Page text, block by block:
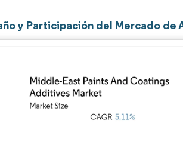
y Participación del Mercado